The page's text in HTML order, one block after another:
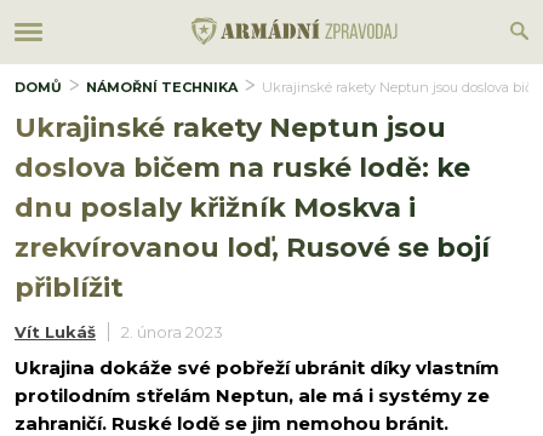
DOMŮ NÁMOŘNÍ TECHNIKA Ukrajinské rakety Neptun jsou doslova
Ukrajinské rakety Neptun jsou
doslova bičem na ruské lodě: ke
dnu poslaly křižník Moskva i
zrekvírovanou loď, Rusové se bojí
přiblížit
Vít Lukáš 2. února 2023
Ukrajina dokáže své pobřeží ubránit díky vlastním
protilodním střelám Neptun, ale má i systémy ze
zahraničí. Ruské lodě se jim nemohou bránit.